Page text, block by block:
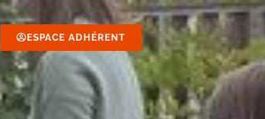
ESPACE ADHÉRENT